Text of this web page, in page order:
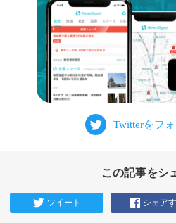
この記事をシ
ツイート シェア